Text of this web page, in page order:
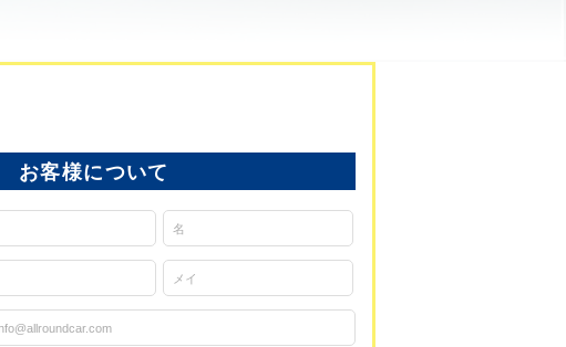
お客様について